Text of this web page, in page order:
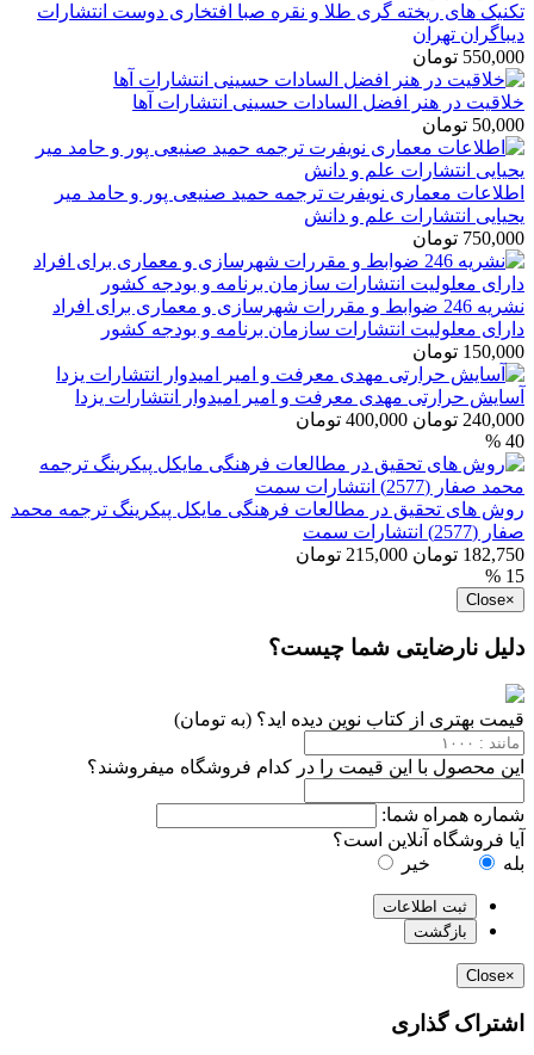
تکنیک های ریخته گری طلا و نقره صبا افتخاری دوست انتشارات
دیباگران تهران
550,000 تومان
خلاقیت در هنر افضل السادات حسینی انتشارات آها
50,000 تومان
اطلاعات معماری نویفرت ترجمه حمید صنیعی پور و حامد میر
یحیایی انتشارات علم و دانش
750,000 تومان
نشریه 246 ضوابط و مقررات شهرسازی و معماری برای افراد
دارای معلولیت انتشارات سازمان برنامه و بودجه کشور
150,000 تومان
آسایش حرارتی مهدی معرفت و امیر امیدوار انتشارات یزدا
240,000 تومان
400,000 تومان
40 %
روش های تحقیق در مطالعات فرهنگی مایکل پیکرینگ ترجمه محمد
صفار (2577) انتشارات سمت
182,750 تومان
215,000 تومان
15 %
×
Close
دلیل نارضایتی شما چیست؟
قیمت بهتری از کتاب نوین دیده اید؟ (به تومان)
این محصول با این قیمت را در کدام فروشگاه میفروشند؟
شماره همراه شما:
آیا فروشگاه آنلاین است؟
بله
خیر
ثبت اطلاعات
بازگشت
×
Close
اشتراک گذاری